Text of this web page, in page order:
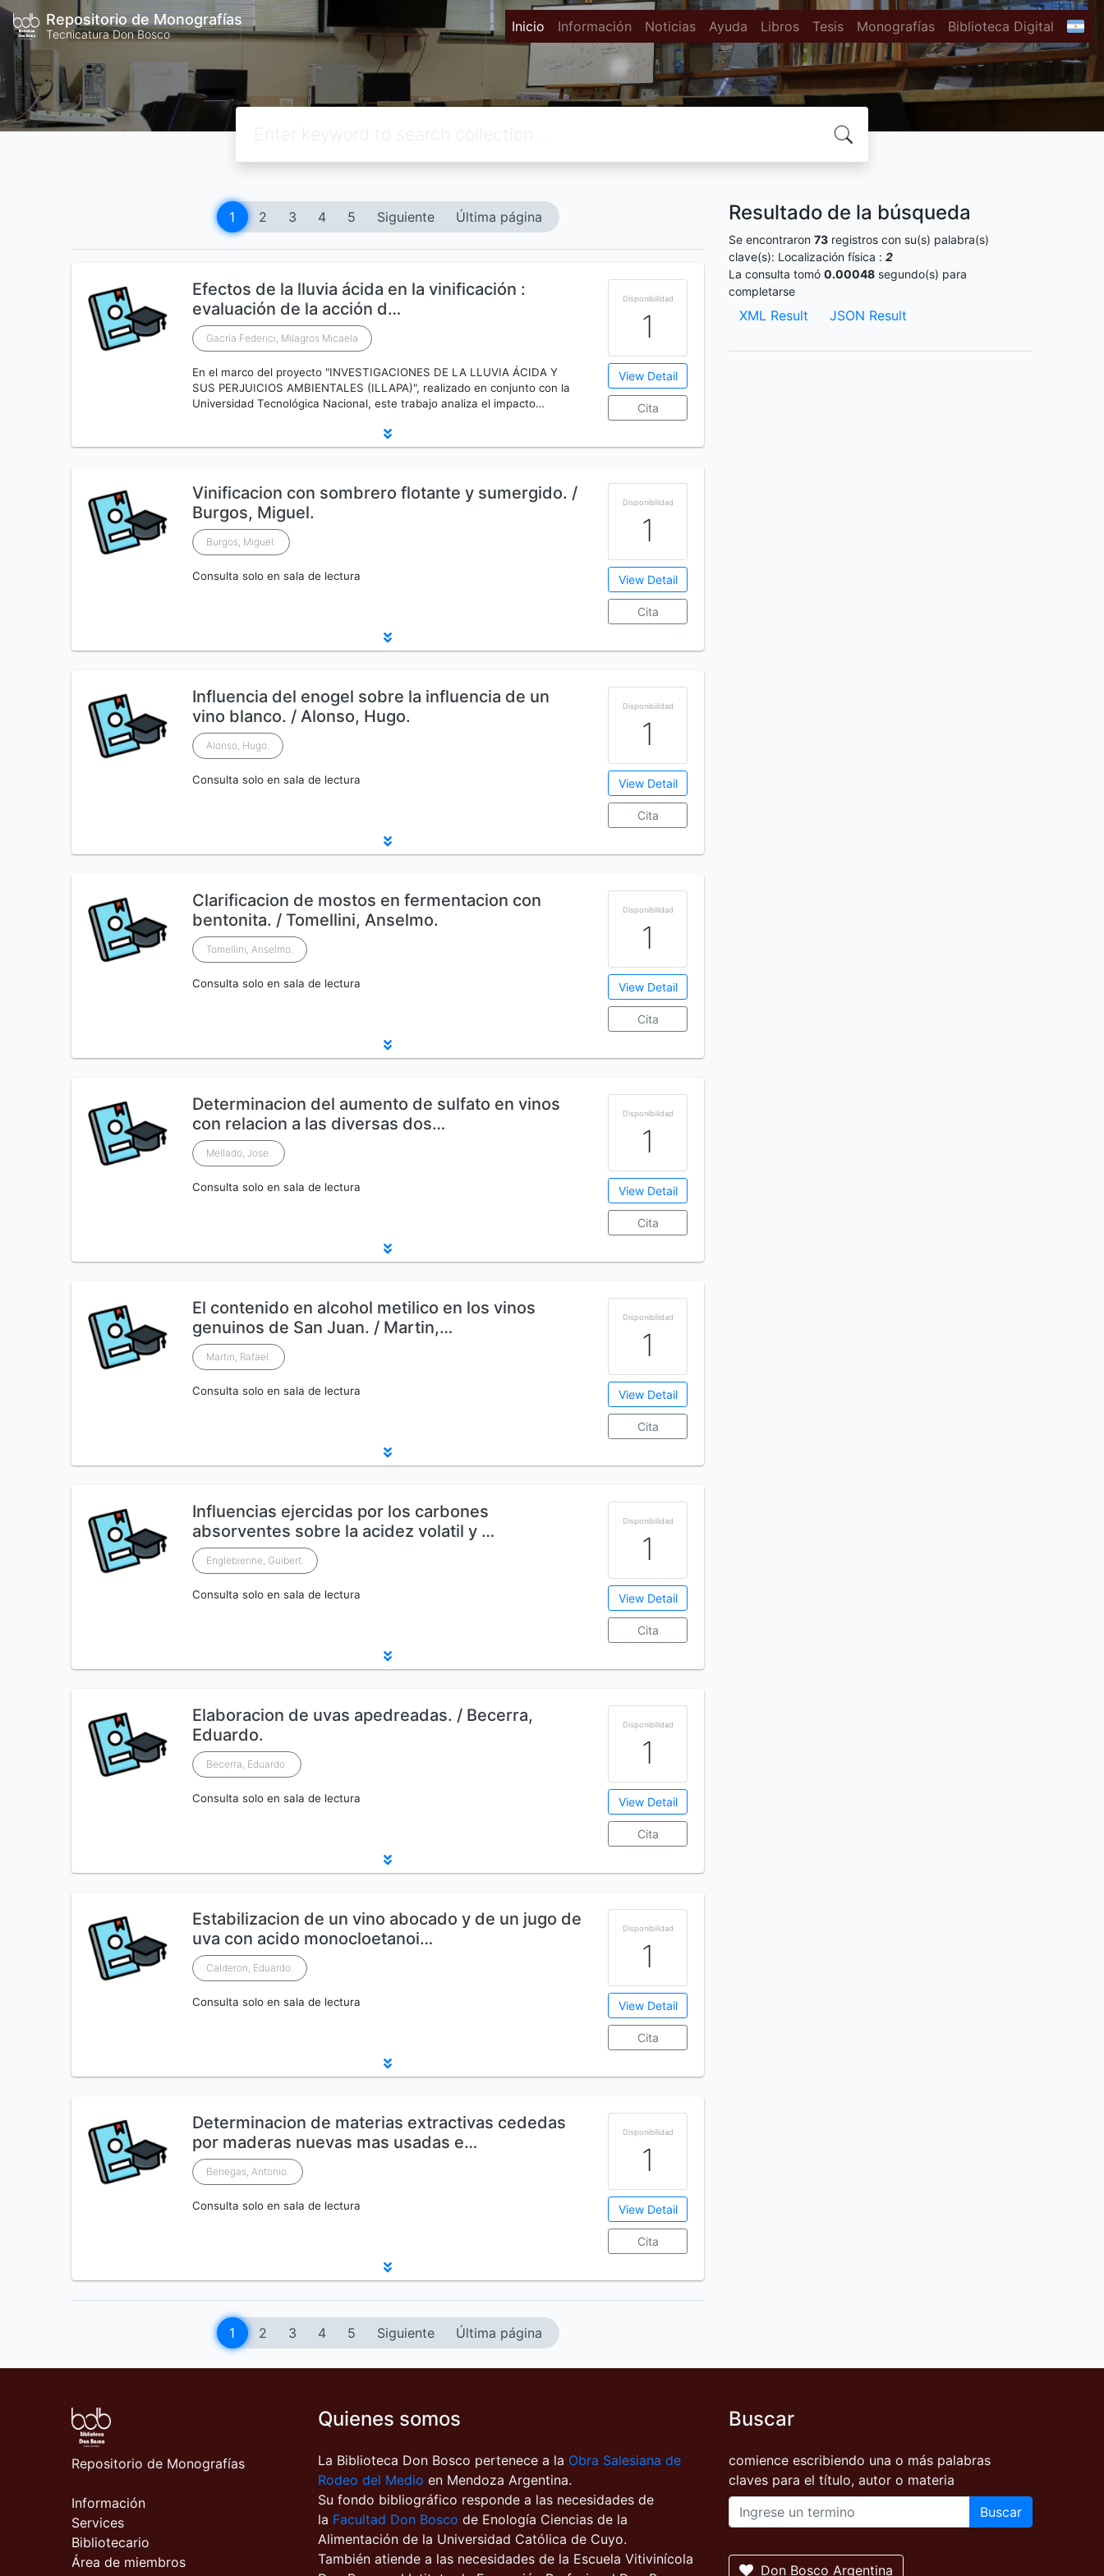
Repositorio de Monografías
Tecnicatura Don Bosco Inicio Información Noticias Ayuda Libros Tesis Monografías Biblioteca Digital
1 2 3 4 5 Siguiente Última página
Efectos de la lluvia ácida en la vinificación :
evaluación de la acción d…
Gacría Federici, Milagros Micaela
En el marco del proyecto "INVESTIGACIONES DE LA LLUVIA ÁCIDA Y
SUS PERJUICIOS AMBIENTALES (ILLAPA)", realizado en conjunto con la
Universidad Tecnológica Nacional, este trabajo analiza el impacto…
Disponibilidad
1
View Detail
Cita
Vinificacion con sombrero flotante y sumergido. /
Burgos, Miguel.
Burgos, Miguel.
Consulta solo en sala de lectura
Disponibilidad
1
View Detail
Cita
Influencia del enogel sobre la influencia de un
vino blanco. / Alonso, Hugo.
Alonso, Hugo.
Consulta solo en sala de lectura
Disponibilidad
1
View Detail
Cita
Clarificacion de mostos en fermentacion con
bentonita. / Tomellini, Anselmo.
Tomellini, Anselmo.
Consulta solo en sala de lectura
Disponibilidad
1
View Detail
Cita
Determinacion del aumento de sulfato en vinos
con relacion a las diversas dos…
Mellado, Jose.
Consulta solo en sala de lectura
Disponibilidad
1
View Detail
Cita
El contenido en alcohol metilico en los vinos
genuinos de San Juan. / Martin,…
Martin, Rafael.
Consulta solo en sala de lectura
Disponibilidad
1
View Detail
Cita
Influencias ejercidas por los carbones
absorventes sobre la acidez volatil y …
Englebienne, Guibert.
Consulta solo en sala de lectura
Disponibilidad
1
View Detail
Cita
Elaboracion de uvas apedreadas. / Becerra,
Eduardo.
Becerra, Eduardo.
Consulta solo en sala de lectura
Disponibilidad
1
View Detail
Cita
Estabilizacion de un vino abocado y de un jugo de
uva con acido monocloetanoi…
Calderon, Eduardo.
Consulta solo en sala de lectura
Disponibilidad
1
View Detail
Cita
Determinacion de materias extractivas cededas
por maderas nuevas mas usadas e…
Benegas, Antonio.
Consulta solo en sala de lectura
Disponibilidad
1
View Detail
Cita
1 2 3 4 5 Siguiente Última página
Resultado de la búsqueda
Se encontraron 73 registros con su(s) palabra(s)
clave(s): Localización física : 2
La consulta tomó 0.00048 segundo(s) para
completarse
XML Result JSON Result
Repositorio de Monografías
Información
Services
Bibliotecario
Área de miembros
Quienes somos
La Biblioteca Don Bosco pertenece a la Obra Salesiana de
Rodeo del Medio en Mendoza Argentina.
Su fondo bibliográfico responde a las necesidades de
la Facultad Don Bosco de Enología Ciencias de la
Alimentación de la Universidad Católica de Cuyo.
También atiende a las necesidades de la Escuela Vitivinícola
Buscar
comience escribiendo una o más palabras
claves para el título, autor o materia
Buscar
Don Bosco Argentina